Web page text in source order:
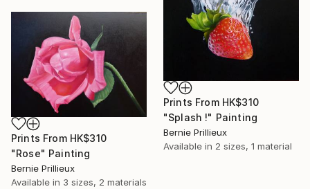
Prints From HK$310
"Splash !" Painting
Bernie Prillieux
Available in 2 sizes, 1 material
Prints From HK$310
"Rose" Painting
Bernie Prillieux
Available in 3 sizes, 2 materials